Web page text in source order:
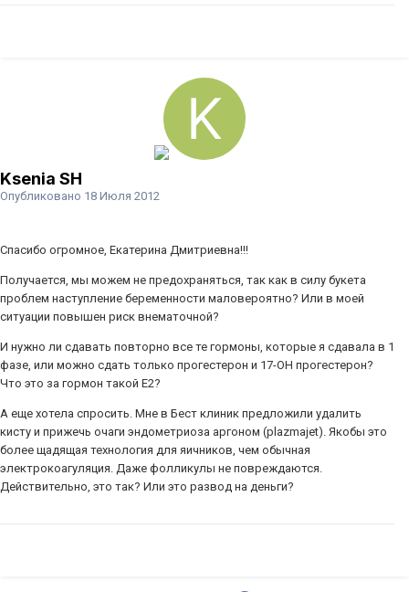
Ksenia SH
Опубликовано 18 Июля 2012
Спасибо огромное, Екатерина Дмитриевна!!!
Получается, мы можем не предохраняться, так как в силу букета
проблем наступление беременности маловероятно? Или в моей
ситуации повышен риск внематочной?
И нужно ли сдавать повторно все те гормоны, которые я сдавала в 1
фазе, или можно сдать только прогестерон и 17-ОН прогестерон?
Что это за гормон такой Е2?
А еще хотела спросить. Мне в Бест клиник предложили удалить
кисту и прижечь очаги эндометриоза аргоном (plazmajet). Якобы это
более щадящая технология для яичников, чем обычная
электрокоагуляция. Даже фолликулы не повреждаются.
Действительно, это так? Или это развод на деньги?